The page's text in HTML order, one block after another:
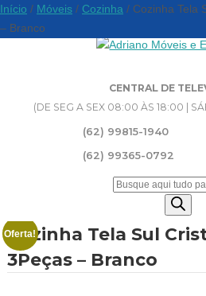
CENTRAL DE
(DE SEG A SEX 08:00 ÀS 18:00 |
(62) 99815-1940
(62) 99365-0792
Pesquisar
Início / Móveis / Cozinha / Cozinha Tela
– Branco
Cozinha Tela Sul
3Peças – Branco
Oferta!